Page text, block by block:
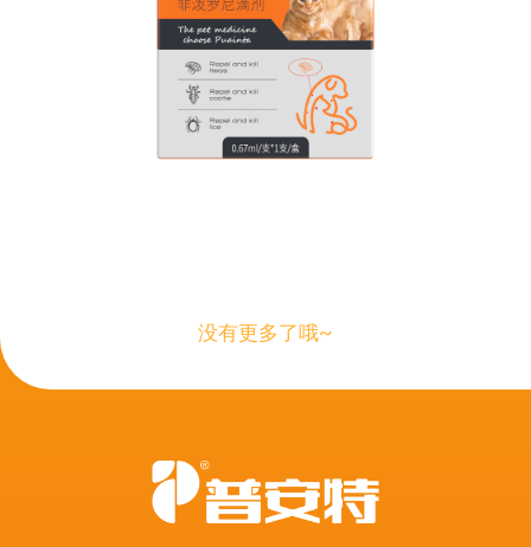
没有更多了哦~